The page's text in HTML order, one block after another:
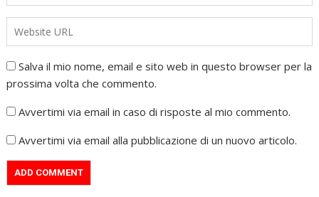
Salva il mio nome, email e sito web in questo browser per la
prossima volta che commento.
Avvertimi via email in caso di risposte al mio commento.
Avvertimi via email alla pubblicazione di un nuovo articolo.